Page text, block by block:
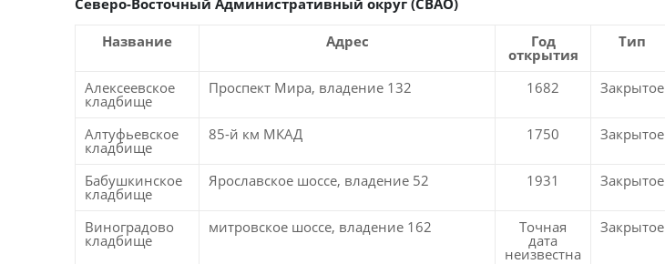
Северо-Восточный Административный округ (СВАО)
Название Адрес Год
открытия
Тип
Алексеевское
кладбище
Проспект Мира, владение 132 1682 Закрытое
Алтуфьевское
кладбище
85-й км МКАД 1750 Закрытое
Бабушкинское
кладбище
Ярославское шоссе, владение 52 1931 Закрытое
Виноградово
кладбище
митровское шоссе, владение 162 Точная
дата
неизвестна
Закрытое